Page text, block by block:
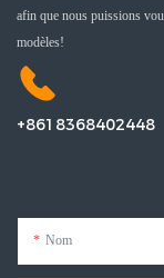
afin que nous puissions
modèles!
+8618368402448
Nom